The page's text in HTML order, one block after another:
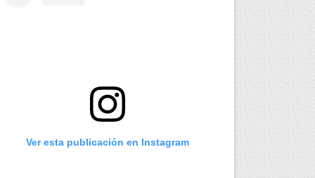
Ver esta publicación en Instagram